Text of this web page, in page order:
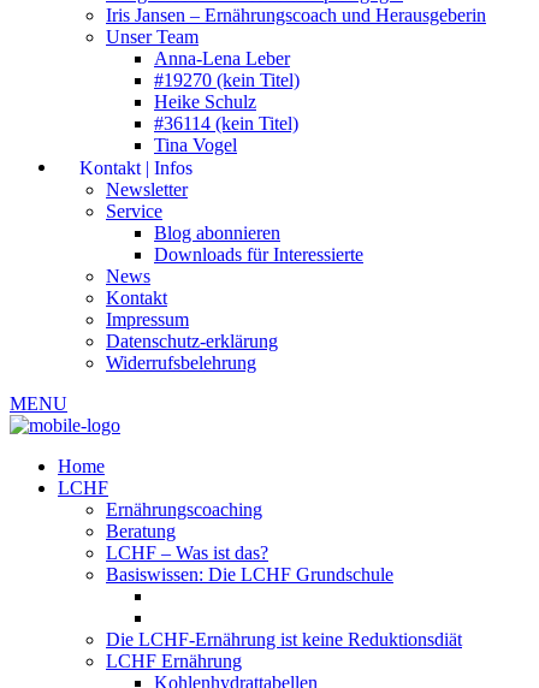
Iris Jansen – Ernährungscoach und Herausgeberin
Unser Team
Anna-Lena Leber
#19270 (kein Titel)
Heike Schulz
#36114 (kein Titel)
Tina Vogel
Kontakt | Infos
Newsletter
Service
Blog abonnieren
Downloads für Interessierte
News
Kontakt
Impressum
Datenschutz-erklärung
Widerrufsbelehrung
MENU
Home
LCHF
Ernährungscoaching
Beratung
LCHF – Was ist das?
Basiswissen: Die LCHF Grundschule
Die LCHF-Ernährung ist keine Reduktionsdiät
LCHF Ernährung
Kohlenhydrattabellen